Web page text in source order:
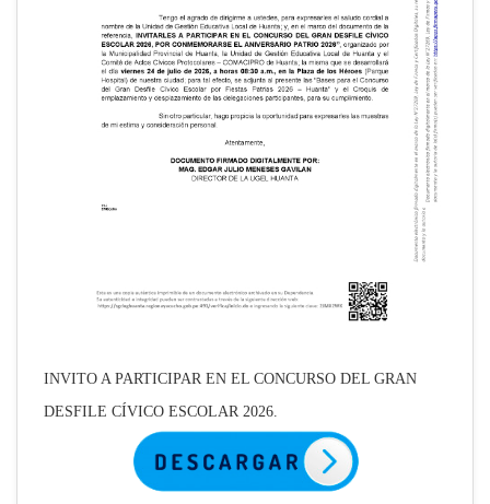
INVITO A PARTICIPAR EN EL CONCURSO DEL GRAN
DESFILE CÍVICO ESCOLAR 2026.